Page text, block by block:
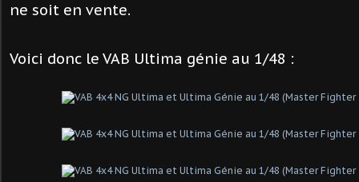
ne soit en vente.
Voici donc le VAB Ultima génie au 1/48 :